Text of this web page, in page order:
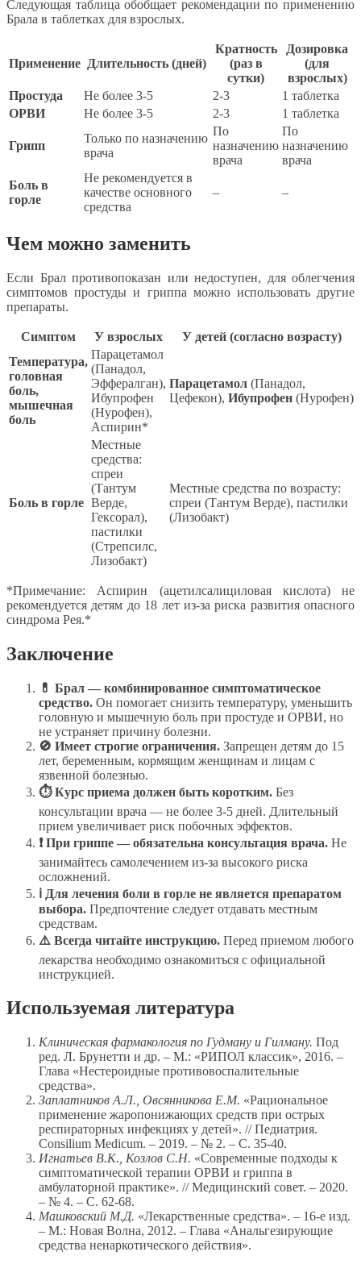
Следующая таблица обобщает рекомендации по применению
Брала в таблетках для взрослых.
Применение Длительность (дней)
Кратность
(раз в
сутки)
Дозировка
(для
взрослых)
Простуда
Не более 3-5 2-3
1 таблетка
ОРВИ
Не более 3-5 2-3 1 таблетка
Грипп
Только по назначению
врача
По
назначению
врача
По
назначению
врача
Боль в
горле
Не рекомендуется в
качестве основного
средства
– –
Чем можно заменить
Если Брал противопоказан или недоступен, для облегчения
симптомов простуды и гриппа можно использовать другие
препараты.
Симптом У взрослых
У детей (согласно возрасту)
Температура,
головная
боль,
мышечная
боль
Парацетамол
(Панадол,
Эффералган),
Ибупрофен
(Нурофен),
Аспирин*
Парацетамол (Панадол,
Цефекон), Ибупрофен (Нурофен)
Боль в горле
Местные
средства:
спреи
(Тантум
Верде,
Гексорал),
пастилки
(Стрепсилс,
Лизобакт)
Местные средства по возрасту:
спреи (Тантум Верде), пастилки
(Лизобакт)
*Примечание: Аспирин (ацетилсалициловая кислота) не
рекомендуется детям до 18 лет из-за риска развития опасного
синдрома Рея.*
Заключение
💊 Брал — комбинированное симптоматическое
средство. Он помогает снизить температуру, уменьшить
головную и мышечную боль при простуде и ОРВИ, но
не устраняет причину болезни.
🚫 Имеет строгие ограничения. Запрещен детям до 15
лет, беременным, кормящим женщинам и лицам с
язвенной болезнью.
⏱ Курс приема должен быть коротким. Без
консультации врача — не более 3-5 дней. Длительный
прием увеличивает риск побочных эффектов.
❗ При гриппе — обязательна консультация врача. Не
занимайтесь самолечением из-за высокого риска
осложнений.
ℹ Для лечения боли в горле не является препаратом
выбора. Предпочтение следует отдавать местным
средствам.
⚠️ Всегда читайте инструкцию. Перед приемом любого
лекарства необходимо ознакомиться с официальной
инструкцией.
Используемая литература
Клиническая фармакология по Гудману и Гилману. Под
ред. Л. Брунетти и др. – М.: «РИПОЛ классик», 2016. –
Глава «Нестероидные противовоспалительные
средства».
Заплатников А.Л., Овсянникова Е.М. «Рациональное
применение жаропонижающих средств при острых
респираторных инфекциях у детей». // Педиатрия.
Consilium Medicum. – 2019. – № 2. – С. 35-40.
Игнатьев В.К., Козлов С.Н. «Современные подходы к
симптоматической терапии ОРВИ и гриппа в
амбулаторной практике». // Медицинский совет. – 2020.
– № 4. – С. 62-68.
Машковский М.Д. «Лекарственные средства». – 16-е изд.
– М.: Новая Волна, 2012. – Глава «Анальгезирующие
средства ненаркотического действия».